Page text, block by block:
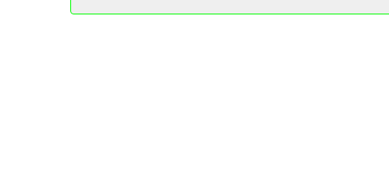
W kwietniu i maju 1917 modelka odwiedziła